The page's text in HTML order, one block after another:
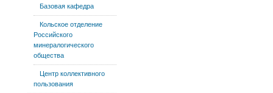
Базовая кафедра
Кольское отделение
Российского
минералогического
общества
Центр коллективного
пользования